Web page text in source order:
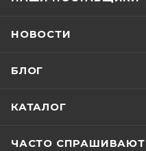
НОВОСТИ
БЛОГ
КАТАЛОГ
ЧАСТО СПРАШИВАЮТ